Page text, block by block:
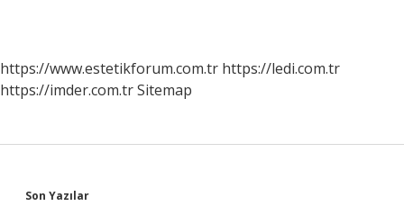
https://www.estetikforum.com.tr https://ledi.com.tr
https://imder.com.trSitemap
Son Yazılar